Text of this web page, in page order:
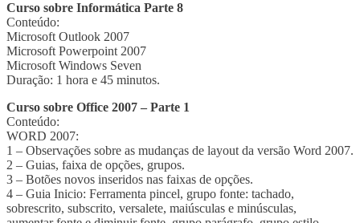
Curso sobre Informática Parte 8
Conteúdo:
Microsoft Outlook 2007
Microsoft Powerpoint 2007
Microsoft Windows Seven
Duração: 1 hora e 45 minutos.
Curso sobre Office 2007 – Parte 1
Conteúdo:
WORD 2007:
1 – Observações sobre as mudanças de layout da versão Word 2007.
2 – Guias, faixa de opções, grupos.
3 – Botões novos inseridos nas faixas de opções.
4 – Guia Inicio: Ferramenta pincel, grupo fonte: tachado,
sobrescrito, subscrito, versalete, maiúsculas e minúsculas,